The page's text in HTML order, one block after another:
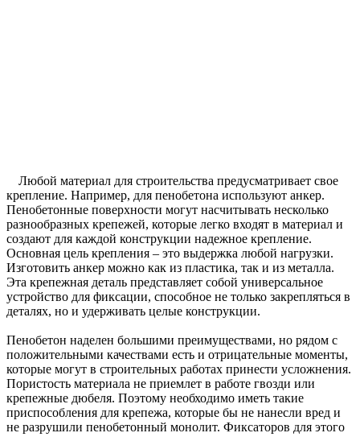
Любой материал для строительства предусматривает свое
крепление. Например, для пенобетона используют анкер.
Пенобетонные поверхности могут насчитывать несколько
разнообразных крепежей, которые легко входят в материал и
создают для каждой конструкции надежное крепление.
Основная цель крепления – это выдержка любой нагрузки.
Изготовить анкер можно как из пластика, так и из металла.
Эта крепежная деталь представляет собой универсальное
устройство для фиксации, способное не только закрепляться в
деталях, но и удерживать целые конструкции.
Пенобетон наделен большими преимуществами, но рядом с
положительными качествами есть и отрицательные моменты,
которые могут в строительных работах принести усложнения.
Пористость материала не приемлет в работе гвозди или
крепежные дюбеля. Поэтому необходимо иметь такие
приспособления для крепежа, которые бы не нанесли вред и
не разрушили пенобетонный монолит. Фиксаторов для этого